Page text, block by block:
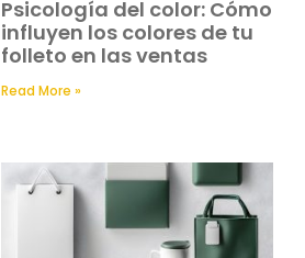
Psicología del color: Cómo
influyen los colores de tu
folleto en las ventas
Read More »